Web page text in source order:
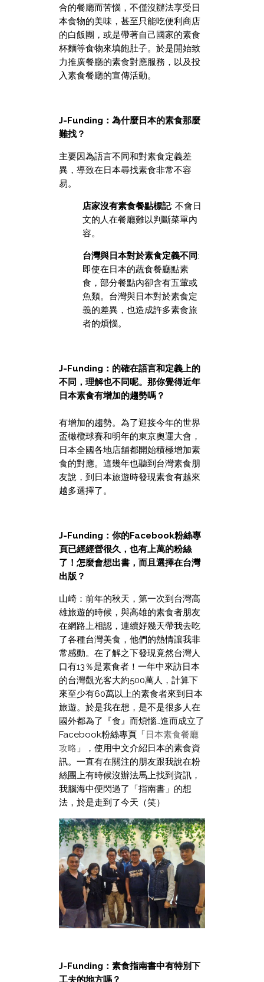
合的餐廳而苦惱，不僅沒辦法享受日
本食物的美味，甚至只能吃便利商店
的白飯團，或是帶著自己國家的素食
杯麵等食物來填飽肚子。於是開始致
力推廣餐廳的素食對應服務，以及投
入素食餐廳的宣傳活動。
J-Funding：為什麼日本的素食那麼
難找？
主要因為語言不同和對素食定義差
異，導致在日本尋找素食非常不容
易。
店家沒有素食餐點標記: 不會日
文的人在餐廳難以判斷菜單內
容。
台灣與日本對於素食定義不同:
即使在日本的蔬食餐廳點素
食，部分餐點內卻含有五葷或
魚類。台灣與日本對於素食定
義的差異，也造成許多素食旅
者的煩惱。
J-Funding：的確在語言和定義上的
不同，理解也不同呢。那你覺得近年
日本素食有增加的趨勢嗎？
有增加的趨勢。為了迎接今年的世界
盃橄欖球賽和明年的東京奧運大會，
日本全國各地店舖都開始積極增加素
食的對應。這幾年也聽到台灣素食朋
友說，到日本旅遊時發現素食有越來
越多選擇了。
J-Funding：你的Facebook粉絲專
頁已經經營很久，也有上萬的粉絲
了！怎麼會想出書，而且選擇在台灣
出版？
山崎：前年的秋天，第一次到台灣高
雄旅遊的時候，與高雄的素食者朋友
在網路上相認，連續好幾天帶我去吃
了各種台灣美食，他們的熱情讓我非
常感動。在了解之下發現竟然台灣人
口有13％是素食者！一年中來訪日本
的台灣觀光客大約500萬人，計算下
來至少有60萬以上的素食者來到日本
旅遊。於是我在想，是不是很多人在
國外都為了『食』而煩惱…進而成立了
Facebook粉絲專頁「日本素食餐廳
攻略 」，使用中文介紹日本的素食資
訊。一直有在關注的朋友跟我說在粉
絲團上有時候沒辦法馬上找到資訊，
我腦海中便閃過了「指南書」的想
法，於是走到了今天（笑）
J-Funding：素食指南書中有特別下
工夫的地方嗎？